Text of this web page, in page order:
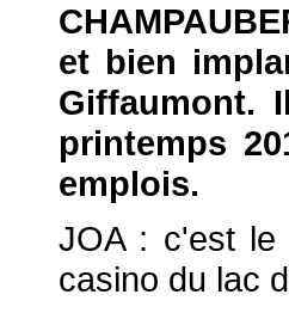
et bien
Giffaumont.
printemps
emplois.
JOA : c'est le
casino du lac